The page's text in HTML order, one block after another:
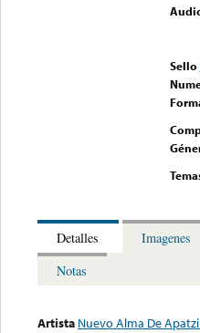
Sello
Detalles
Imagenes
Notas
Artista Nuevo Alma De